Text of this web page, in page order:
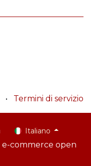
• Termini di servizio
Italiano
e-commerce open